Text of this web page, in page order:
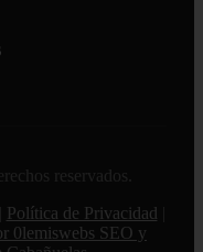
reservados.
Política de Privacidad
0lemiswebs SEO y